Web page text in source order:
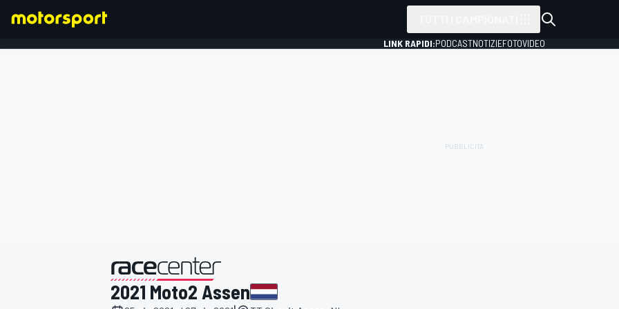
LINK RAPIDI:PODCASTNOTIZIEFOTOVIDEO
presentato da
2021 Moto2 Assen